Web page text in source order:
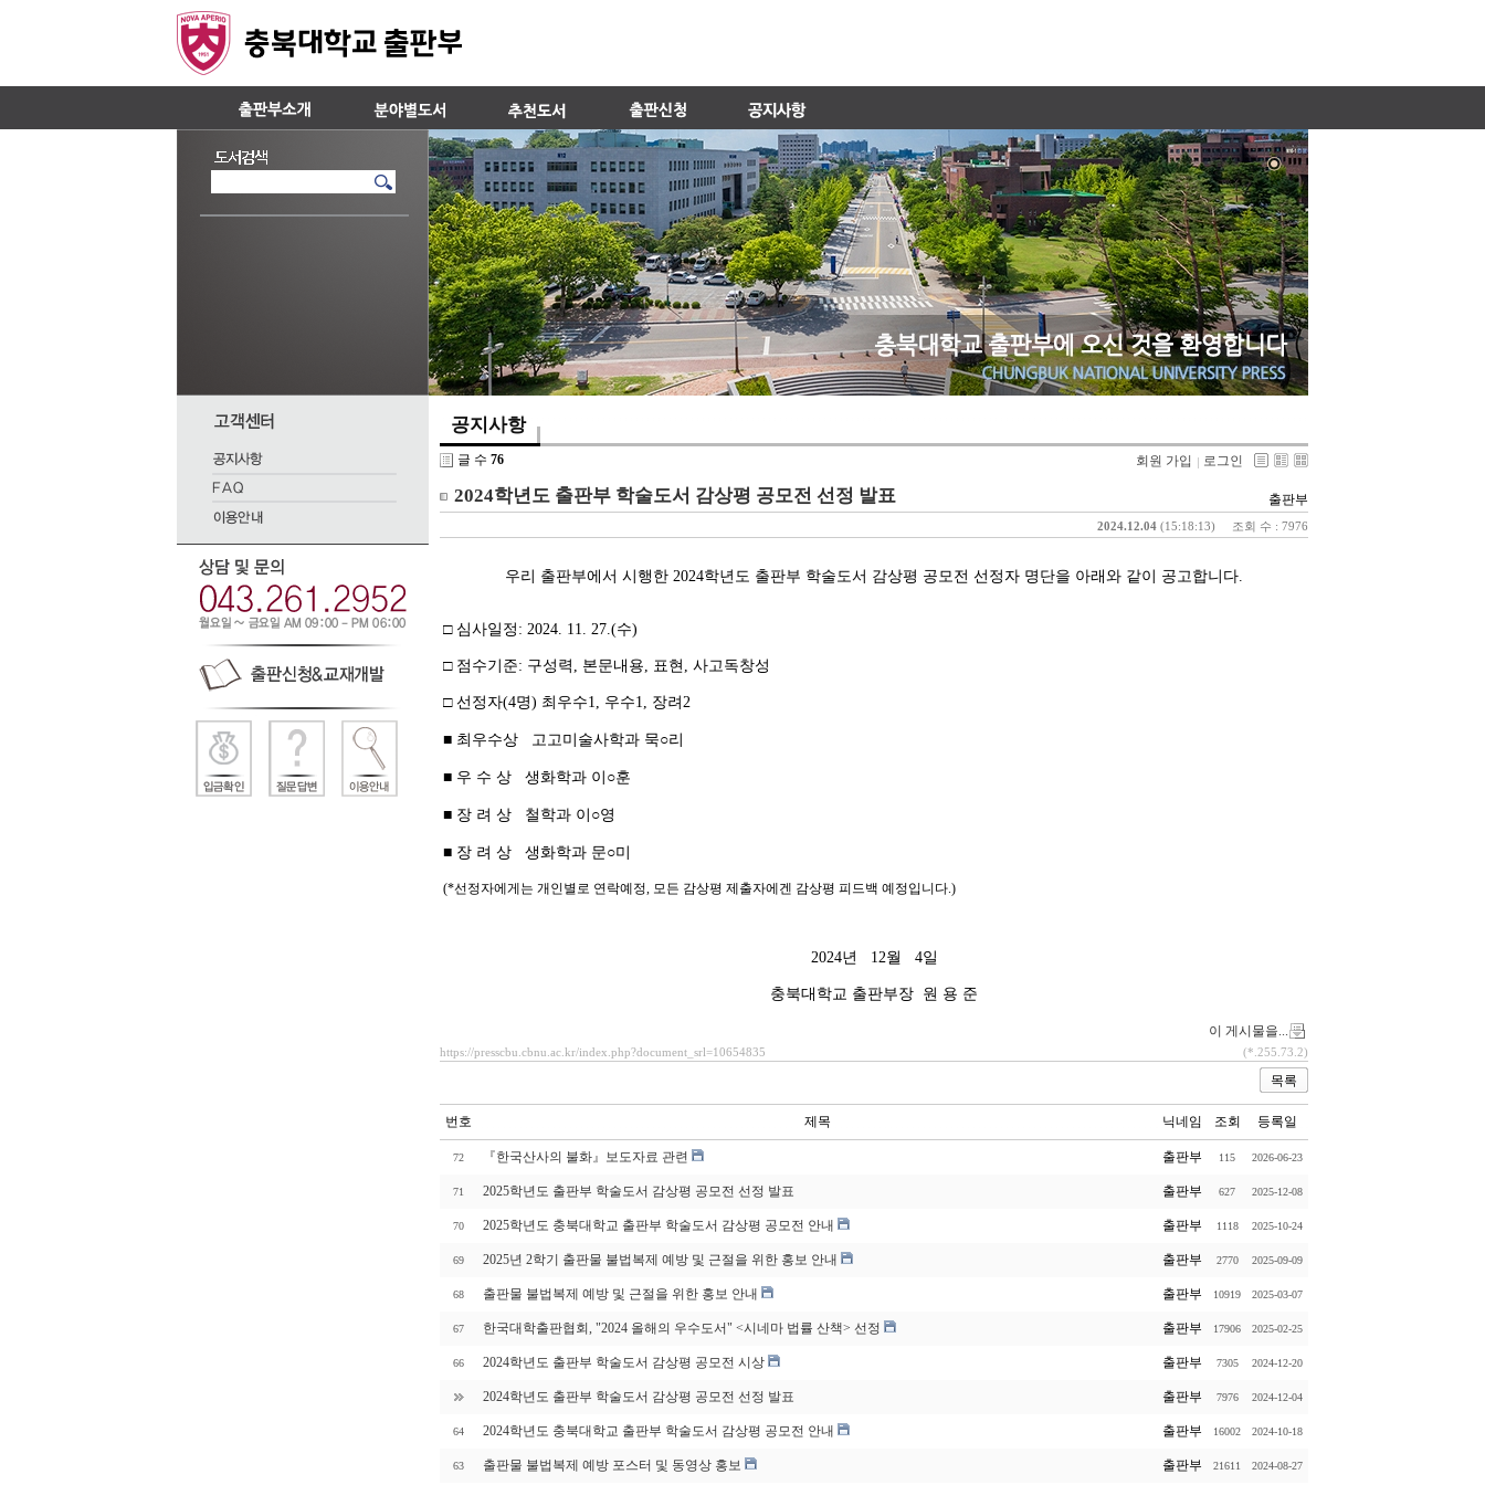
공지사항
글 수 76 회원 가입 로그인
2024학년도 출판부 학술도서 감상평 공모전 선정 발표 출판부
조회 수 : 7976
2024.12.04 (15:18:13)
우리 출판부에서 시행한 2024학년도 출판부 학술도서 감상평 공모전 선정 자 명단을 아래와 같이 공고합니다.
□ 심사일정 : 2024. 11. 27.(수)
□ 점수기준: 구성력 , 본문내용, 표현 , 사고독창성
□ 선정자(4명) 최우수1, 우수1, 장려2
■ 최 우수상 고고미술사학과 묵○리
■ 우 수 상 생화학과 이 ○훈
■ 장 려 상 철학과 이○영
■ 장 려 상 생화학과 문○미
(*선정자에게는 개인별로 연락예정, 모든 감상평 제출자에겐 감상평 피드백 예정입니다.)
2024년 12월 4일
충북대학교 출판부장 원 용 준
이 게시물을...
https://presscbu.cbnu.ac.kr/index.php?document_srl=10654835 (*.255.73.2)
목록
번호 제목 닉네임 조회 등록일
72 『한국산사의 불화』보도자료 관련 출판부 115 2026-06-23
71 2025학년도 출판부 학술도서 감상평 공모전 선정 발표 출판부 627 2025-12-08
70 2025학년도 충북대학교 출판부 학술도서 감상평 공모전 안내 출판부 1118 2025-10-24
69 2025년 2학기 출판물 불법복제 예방 및 근절을 위한 홍보 안내 출판부 2770 2025-09-09
68 출판물 불법복제 예방 및 근절을 위한 홍보 안내 출판부 10919 2025-03-07
67 한국대학출판협회, "2024 올해의 우수도서" <시네마 법률 산책> 선정 출판부 17906 2025-02-25
66 2024학년도 출판부 학술도서 감상평 공모전 시상 출판부 7305 2024-12-20
2024학년도 출판부 학술도서 감상평 공모전 선정 발표 출판부 7976 2024-12-04
64 2024학년도 충북대학교 출판부 학술도서 감상평 공모전 안내 출판부 16002 2024-10-18
63 출판물 불법복제 예방 포스터 및 동영상 홍보 출판부 21611 2024-08-27